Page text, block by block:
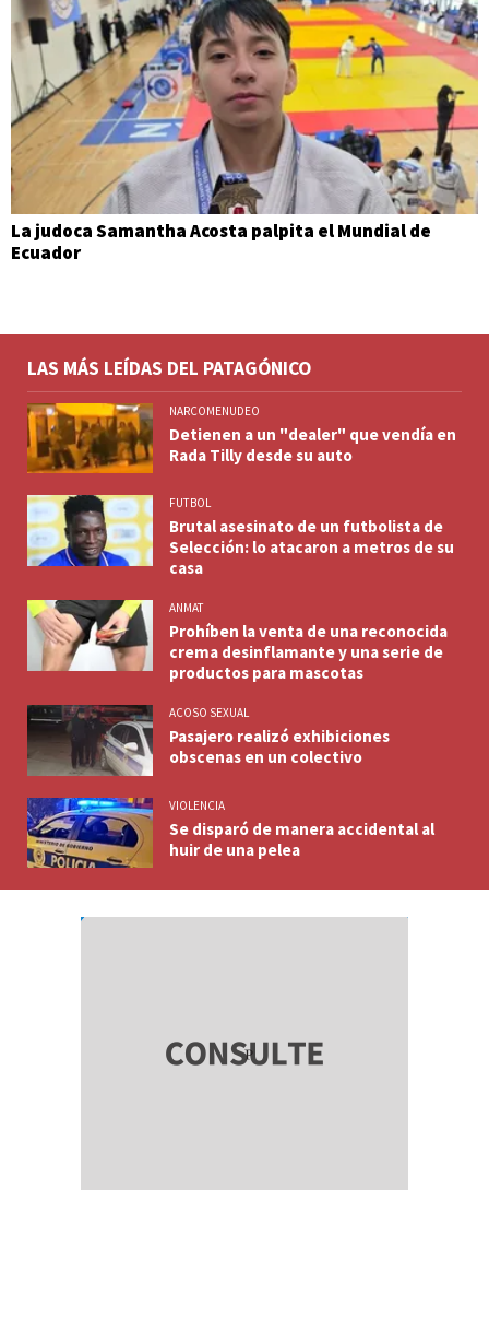
La judoca Samantha Acosta palpita el Mundial de
Ecuador
LAS MÁS LEÍDAS DEL PATAGÓNICO
NARCOMENUDEO
Detienen a un "dealer" que vendía en
Rada Tilly desde su auto
FUTBOL
Brutal asesinato de un futbolista de
Selección: lo atacaron a metros de su
casa
ANMAT
Prohíben la venta de una reconocida
crema desinflamante y una serie de
productos para mascotas
ACOSO SEXUAL
Pasajero realizó exhibiciones
obscenas en un colectivo
VIOLENCIA
Se disparó de manera accidental al
huir de una pelea